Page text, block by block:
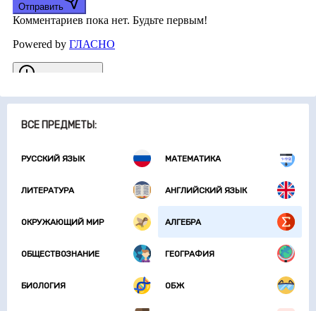
ВСЕ ПРЕДМЕТЫ:
РУССКИЙ ЯЗЫК МАТЕМАТИКА
ЛИТЕРАТУРА АНГЛИЙСКИЙ ЯЗЫК
ОКРУЖАЮЩИЙ МИР АЛГЕБРА
ОБЩЕСТВОЗНАНИЕ ГЕОГРАФИЯ
БИОЛОГИЯ ОБЖ